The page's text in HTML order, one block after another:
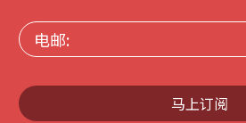
电
邮:
马上订阅